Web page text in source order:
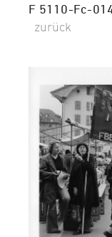
F 5110-Fc-
zurück